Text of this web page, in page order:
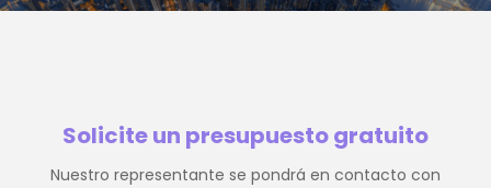
Solicite un presupuesto gratuito
Nuestro representante se pondrá en contacto con